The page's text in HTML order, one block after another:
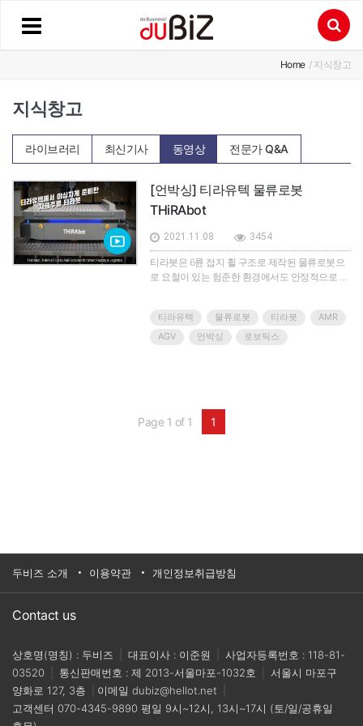
Home / 지식창고
지식창고
라이브러리 최신기사 동영상 전문가 Q&A
[언박싱] 티라유텍 물류로봇
THiRAbot
2021.11.08 3454
티라봇은 6륜 접지 휠 구조로 제작된 물류로봇으
로 요철이 있는 험준한 환경에서도 안정적으로 물
대 적재 하중에 따라 티라봇 200, 600, 1000모델로
나뉘고, 티라봇 1000 모델의 경우, AI 기능을 사용
페이지 :https://thirautech.com/대표전화 :02-
3461-6531
티라유텍 물류로봇 티라봇
AMR
AGV
언박싱 로보틱스
Page 1 of 1 1
두비즈 소개 이용약관 개인정보취급방침
Contact us
상호명(명칭) : 두비즈 대표이사 : 이준원
사업자등록번호 : 118-81-
03520
통신판매번호 : 제 2013-서울마포-1032호
서울시 마포구
양화로 127, 3층
이메일 dubiz@hellot.net
고객센터 070-4345-9890 평일 9시~12시, 13시~17시 (토/일/공휴일